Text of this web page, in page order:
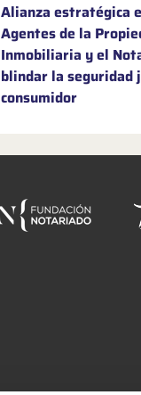
Alianza estratégica
Agentes de la
Inmobiliaria y el
blindar la seguridad
consumidor